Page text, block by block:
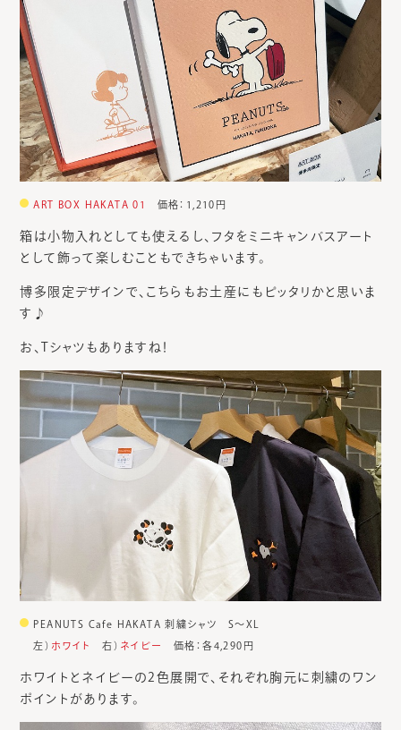
ART BOX HAKATA 01 価格：1,210円
箱は小物入れとしても使えるし、フタをミニキャンバスアート
として飾って楽しむこともできちゃいます。
博多限定デザインで、こちらもお土産にもピッタリかと思いま
す♪
お、Tシャツもありますね！
PEANUTS Cafe HAKATA 刺繍シャツ S～XL
左） ホワイト 右） ネイビー 価格：各4,290円
ホワイトとネイビーの2色展開で、それぞれ胸元に刺繍のワン
ポイントがあります。